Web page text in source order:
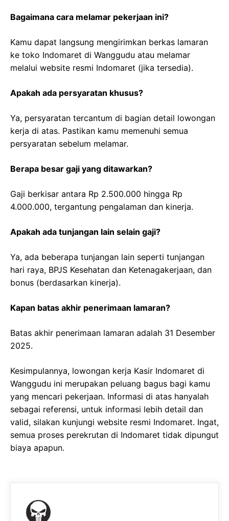
Bagaimana cara melamar pekerjaan ini?
Kamu dapat langsung mengirimkan berkas lamaran
ke toko Indomaret di Wanggudu atau melamar
melalui website resmi Indomaret (jika tersedia).
Apakah ada persyaratan khusus?
Ya, persyaratan tercantum di bagian detail lowongan
kerja di atas. Pastikan kamu memenuhi semua
persyaratan sebelum melamar.
Berapa besar gaji yang ditawarkan?
Gaji berkisar antara Rp 2.500.000 hingga Rp
4.000.000, tergantung pengalaman dan kinerja.
Apakah ada tunjangan lain selain gaji?
Ya, ada beberapa tunjangan lain seperti tunjangan
hari raya, BPJS Kesehatan dan Ketenagakerjaan, dan
bonus (berdasarkan kinerja).
Kapan batas akhir penerimaan lamaran?
Batas akhir penerimaan lamaran adalah 31 Desember
2025.
Kesimpulannya, lowongan kerja Kasir Indomaret di
Wanggudu ini merupakan peluang bagus bagi kamu
yang mencari pekerjaan. Informasi di atas hanyalah
sebagai referensi, untuk informasi lebih detail dan
valid, silakan kunjungi website resmi Indomaret. Ingat,
semua proses perekrutan di Indomaret tidak dipungut
biaya apapun.